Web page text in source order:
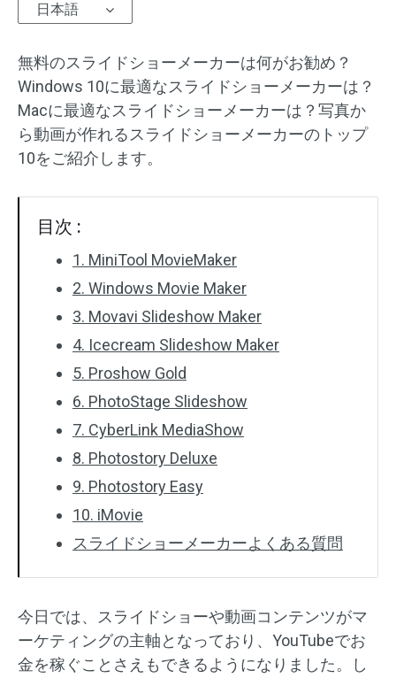
動画エフェクト
動画色調整
回転/反転
バッチ処理
日本語
無料のスライドショーメーカーは何がお勧め？
Windows 10に最適なスライドショーメーカーは？
Macに最適なスライドショーメーカーは？写真か
ら動画が作れるスライドショーメーカーのトップ
10をご紹介します。
目次 :
1. MiniTool MovieMaker
2. Windows Movie Maker
3. Movavi Slideshow Maker
4. Icecream Slideshow Maker
5. Proshow Gold
6. PhotoStage Slideshow
7. CyberLink MediaShow
8. Photostory Deluxe
9. Photostory Easy
10. iMovie
スライドショーメーカーよくある質問
今日では、スライドショーや動画コンテンツがマ
ーケティングの主軸となっており、YouTubeでお
金を稼ぐことさえもできるようになりました。し